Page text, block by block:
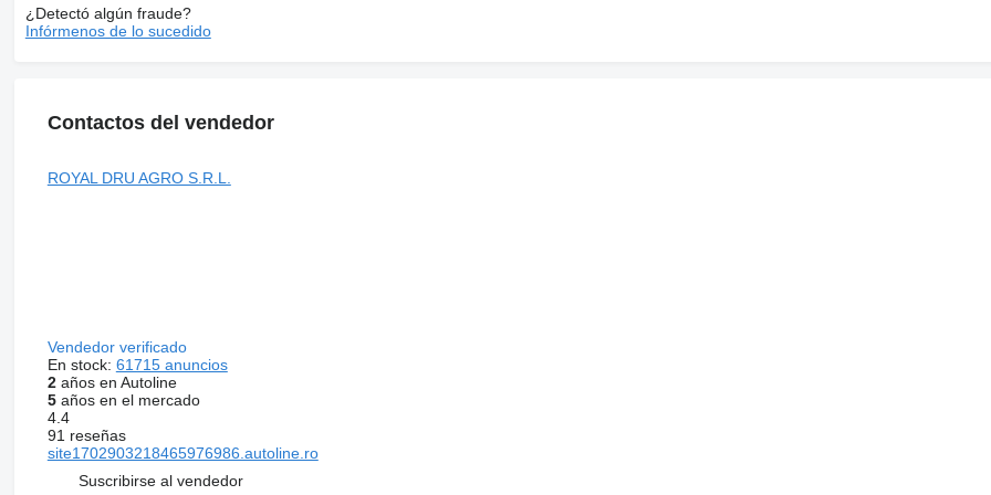
¿Detectó algún fraude?
Infórmenos de lo sucedido
Contactos del vendedor
ROYAL DRU AGRO S.R.L.
Vendedor verificado
En stock: 61715 anuncios
2años en Autoline
5años en el mercado
4.4
91 reseñas
site1702903218465976986.autoline.ro
Suscribirse al vendedor